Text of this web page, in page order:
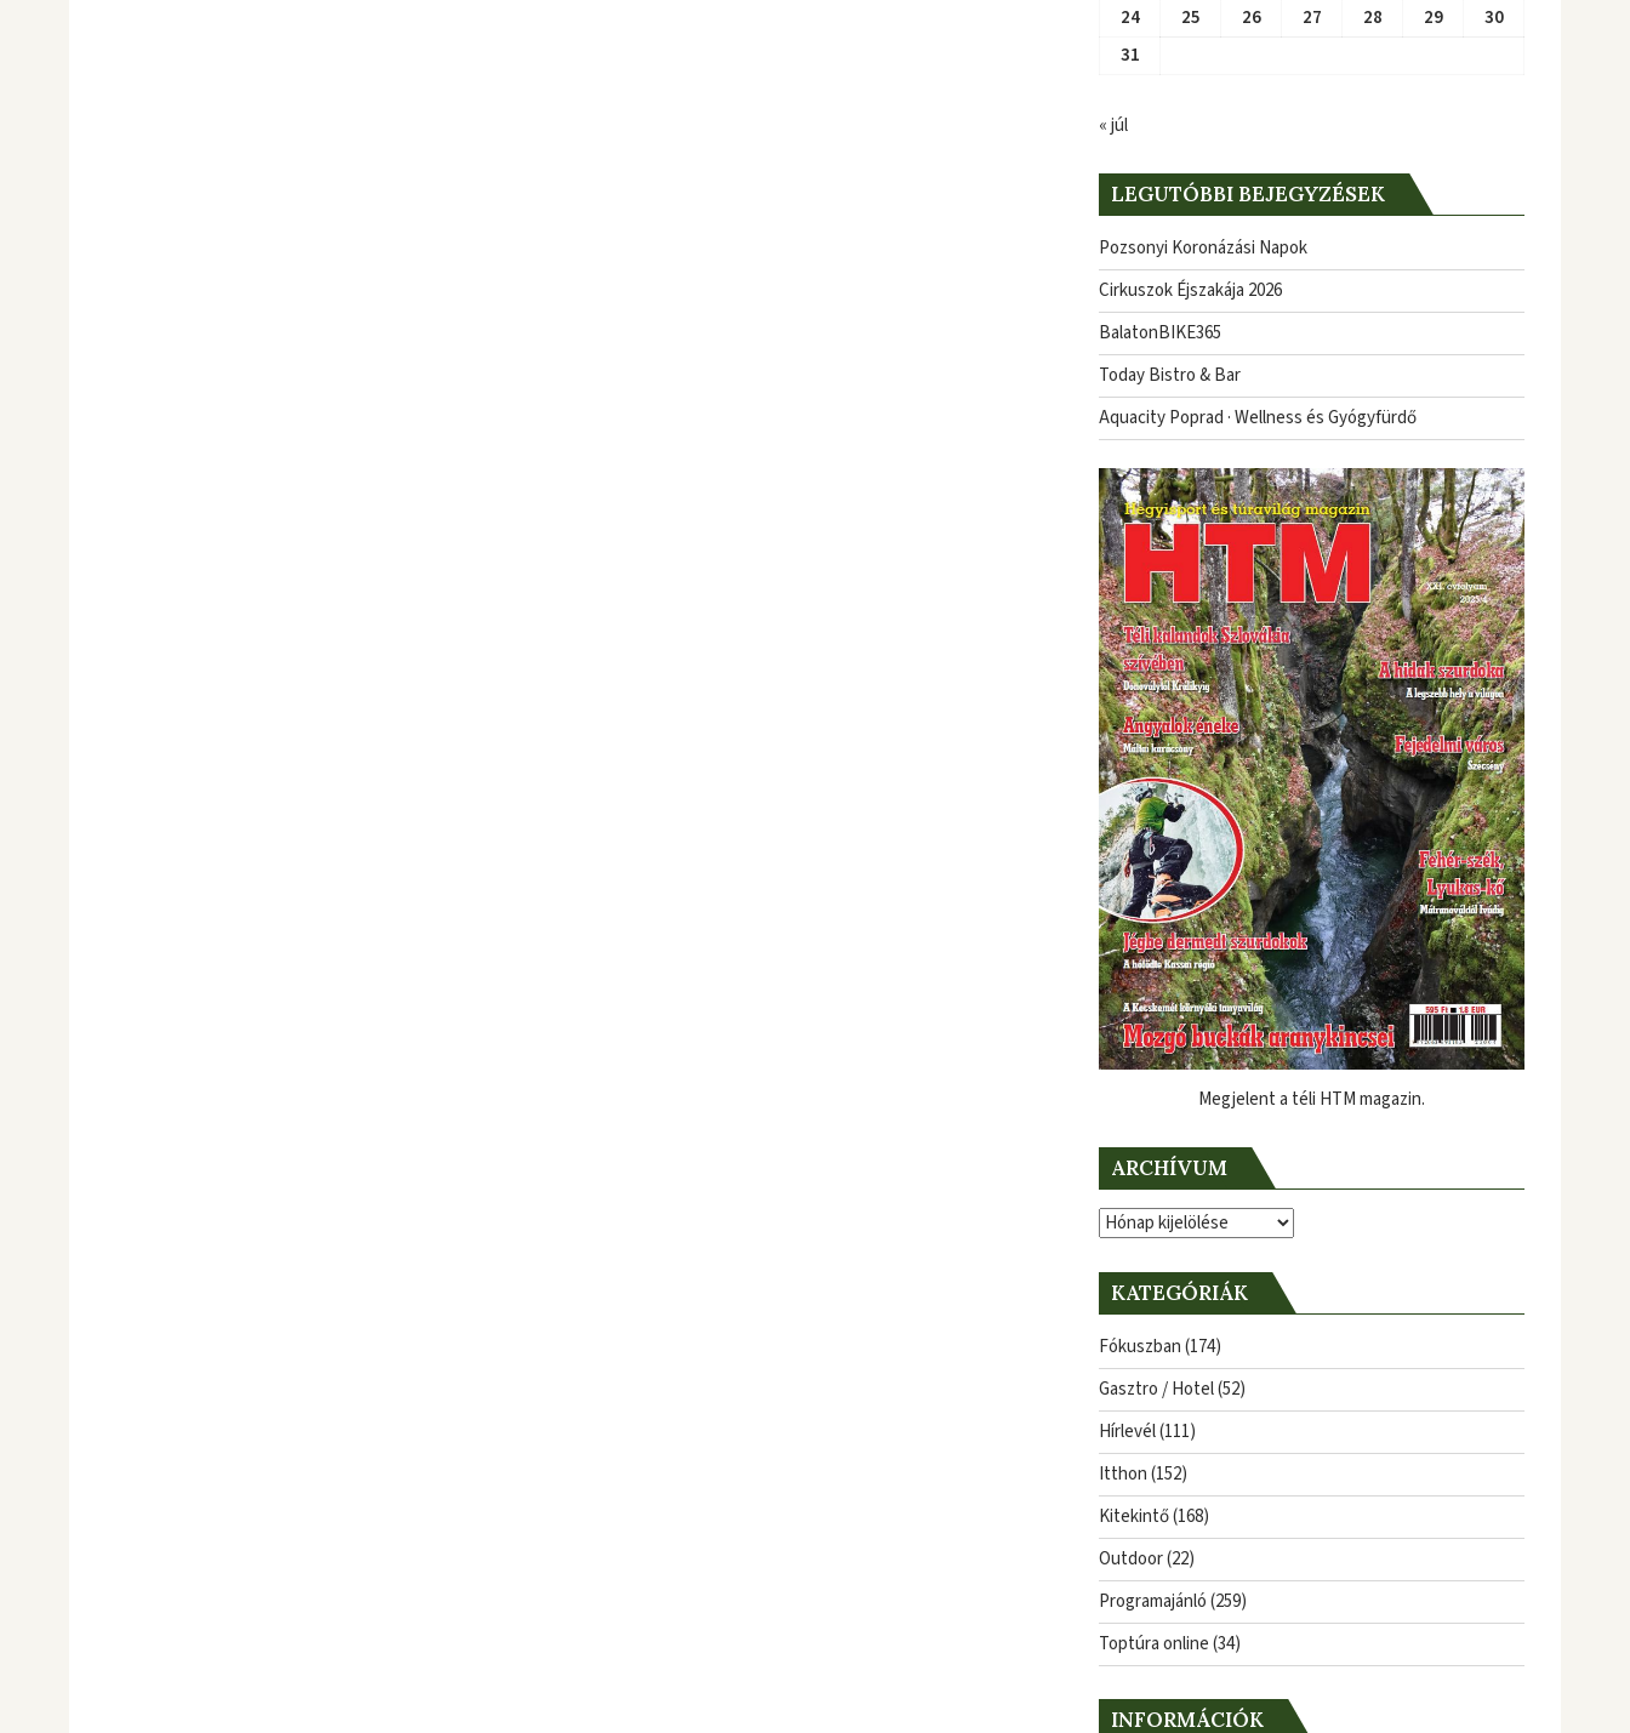
24
25 26 27 28 29
30
31
« júl
LEGUTÓBBI BEJEGYZÉSEK
Pozsonyi Koronázási Napok
Cirkuszok Éjszakája 2026
BalatonBIKE365
Today Bistro & Bar
Aquacity Poprad · Wellness és Gyógyfürdő
Megjelent a téli HTM magazin.
ARCHÍVUM
Archívum
KATEGÓRIÁK
Fókuszban(174)
Gasztro / Hotel(52)
Hírlevél(111)
Itthon(152)
Kitekintő(168)
Outdoor(22)
Programajánló(259)
Toptúra online(34)
INFORMÁCIÓK